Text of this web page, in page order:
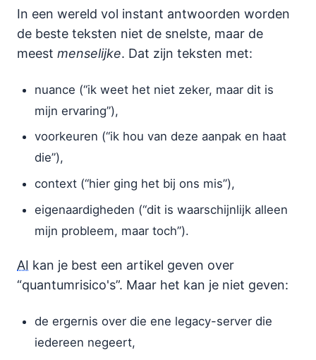
In een wereld vol instant antwoorden worden
de beste teksten niet de snelste, maar de
meest menselijke. Dat zijn teksten met:
nuance (“ik weet het niet zeker, maar dit is
mijn ervaring”),
voorkeuren (“ik hou van deze aanpak en haat
die”),
context (“hier ging het bij ons mis”),
eigenaardigheden (“dit is waarschijnlijk alleen
mijn probleem, maar toch”).
AI kan je best een artikel geven over
“quantumrisico's”. Maar het kan je niet geven:
de ergernis over die ene legacy-server die
iedereen negeert,